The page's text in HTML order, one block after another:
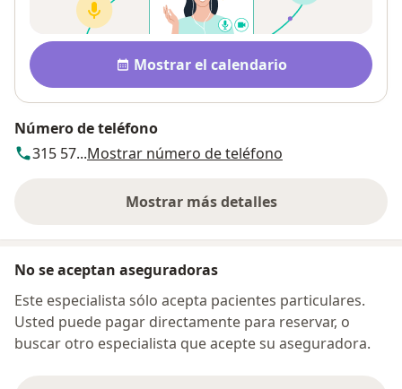
Disponibilidad
Mostrar el calendario
Número de teléfono
315 57...Mostrar número de teléfono
Mostrar más detalles
sobre la dirección
No se aceptan aseguradoras
Este especialista sólo acepta pacientes particulares.
Usted puede pagar directamente para reservar, o
buscar otro especialista que acepte su aseguradora.